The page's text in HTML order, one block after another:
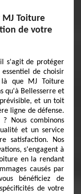
Toiture
de votre
s'agit de protéger
de choisir
que MJ Toiture
qu'à Bellesserre et
et un toit
ligne de défense.
Nous combinons
et un service
satisfaction. Nos
s'engagent à
en la rendant
causés par
bénéficiez de
de votre